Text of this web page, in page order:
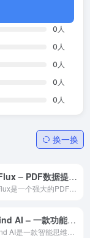
0 人
0 人
0 人
0 人
0 人
换一换
PDFlux – PDF数据提取神器,AI准确表格结构识别,提高工作效率
PDFlux是一个强大的PDF数据提取神器，全面支持PDF和扫描件等格式。具有强大的文档结构识别功能，能够准确地识别PDF中的段落、表格、图像等元素，提高工作效率
Xmind AI – 一款功能强大的智能思维导图工具
Xmind AI是一款智能思维导图工具，结合了传统的思维导图功能和人工智能技术。这款工具主要用于帮助用户以图形化的方式组织和呈现信息、概念、想法或计划。